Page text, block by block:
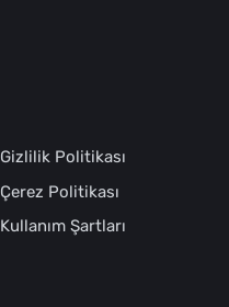
Gizlilik Politikası
Çerez Politikası
Kullanım Şartları